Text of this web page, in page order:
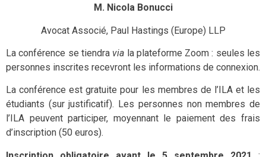
M. Nicola Bonucci
Avocat Associé, Paul Hastings (Europe) LLP
La conférence se tiendra via la plateforme Zoom : seules les
personnes inscrites recevront les informations de connexion.
La conférence est gratuite pour les membres de l’ILA et les
étudiants (sur justificatif). Les personnes non membres de
l’ILA peuvent participer, moyennant le paiement des frais
d’inscription (50 euros).